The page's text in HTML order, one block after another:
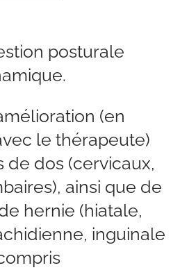
posturale
(en
le thérapeute)
de dos (cervicaux,
ainsi que de
hernie (hiatale,
inguinale